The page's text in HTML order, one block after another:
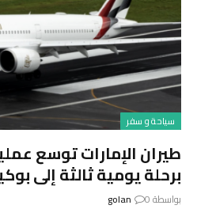
سياحة و سفر
طيران الإمارات توسع
برحلة يومية ثالثة إلى
بواسطة golan 0